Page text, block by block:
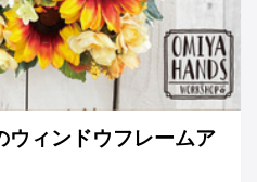
ウィンドウフレームア